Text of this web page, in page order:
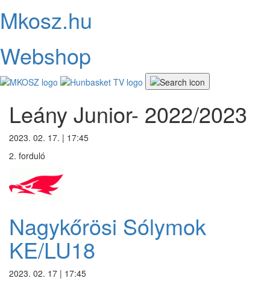
Mkosz.hu
Webshop
Leány Junior- 2022/2023
2023. 02. 17. | 17:45
2. forduló
Nagykőrösi Sólymok
KE/LU18
2023. 02. 17 | 17:45